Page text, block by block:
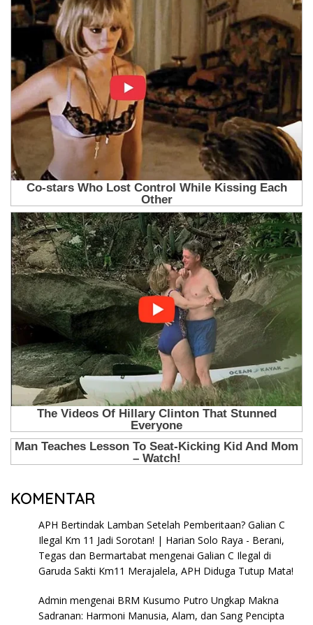
KOMENTAR
APH Bertindak Lamban Setelah Pemberitaan? Galian C
Ilegal Km 11 Jadi Sorotan! | Harian Solo Raya - Berani,
Tegas dan Bermartabat mengenai Galian C Ilegal di
Garuda Sakti Km11 Merajalela, APH Diduga Tutup Mata!
Admin mengenai BRM Kusumo Putro Ungkap Makna
Sadranan: Harmoni Manusia, Alam, dan Sang Pencipta